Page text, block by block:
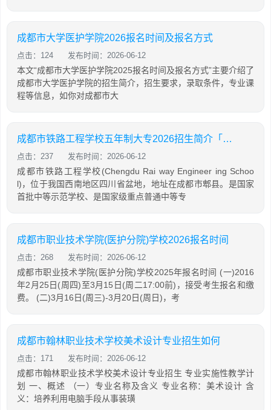
成都市大学医护学院2026报名时间及报名方式
点击：124 发布时间：2026-06-12
本文“成都市大学医护学院2025报名时间及报名方式”主要介绍了
成都市大学医护学院的招生简介，招生要求，录取条件，专业课
程等信息，如你对成都市大
成都市铁路工程学校五年制大专2026招生简介「2026年更新」
点击：237 发布时间：2026-06-12
成都市铁路工程学校(Chengdu Rai way Engineer ing Schoo
l)，位于我国西南地区四川省盆地，地址在成都市郫县。是国家
首批中等示范学校、是国家级重点普通中等专
成都市职业技术学院(医护分院)学校2026报名时间
点击：268 发布时间：2026-06-12
成都市职业技术学院(医护分院)学校2025年报名时间 (一)2016
年2月25日(周四)至3月15日(周二17:00前)，接受考生报名和缴
费。 (二)3月16日(周三)-3月20日(周日)，考
成都市翰林职业技术学校美术设计专业招生如何
点击：171 发布时间：2026-06-12
成都市翰林职业技术学校美术设计专业招生 专业实施性教学计
划 一、概述 （一）专业名称及含义 专业名称：美术设计 含
义：培养利用电脑手段从事装璜